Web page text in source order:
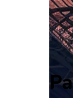
Pakistan